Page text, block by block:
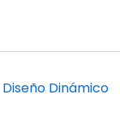
Diseño Dinámico